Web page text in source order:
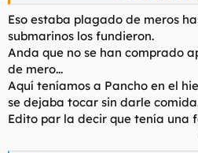
Ah, son muy simpáticos, solo había
te arrancaran la mano al coger el
meros, no a los pescadores).
Eso estaba plagado de meros
submarinos los fundieron.
Anda que no se han comprado
de mero...
Aquí teníamos a Pancho en el
se dejaba tocar sin darle
Edito par la decir que tenía una